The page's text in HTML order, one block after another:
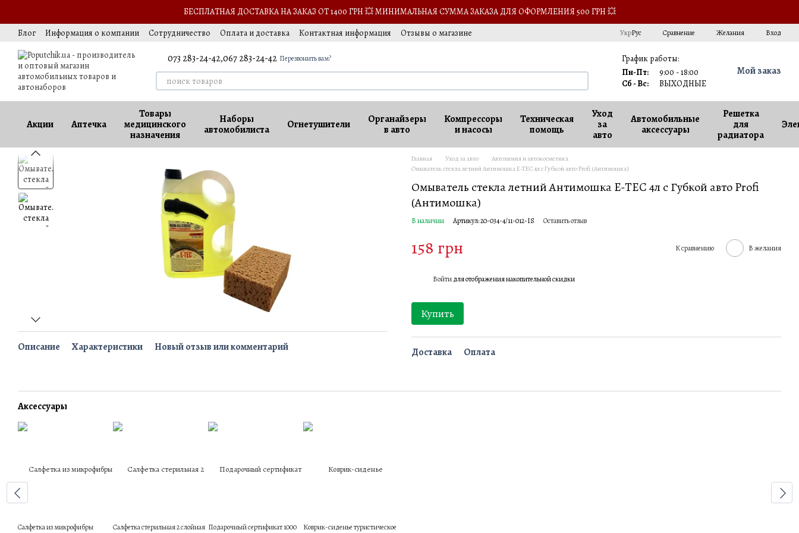
БЕСПЛАТНАЯ ДОСТАВКА НА ЗАКАЗ ОТ 1400 ГРН 💥 МИНИМАЛЬНАЯ СУММА ЗАКАЗА ДЛЯ ОФОРМЛЕНИЯ 500 ГРН 💥
Блог
Информация о компании Сотрудничество Оплата и доставка Контактная информация
Отзывы о магазине
УкрРус Сравнение Желания Вход
073 283-24-42,067 283-24-42 Перезвонить вам?
График работы:
Пн-Пт:
9:00 - 18:00
Сб - Вс:
ВЫХОДНЫЕ
Мой заказ
Акции Аптечка
Товары
медицинского
назначения
Наборы
автомобилиста
Огнетушители
Органайзеры
в авто
Компрессоры
и насосы
Техническая
помощь
Уход
за
авто
Автомобильные
аксессуары
Решетка
для
радиатора
Описание Характеристики Новый отзыв или комментарий
Главная Уход за авто
Автохимия и автокосметика
Омыватель стекла летний Антимошка E-TEC 4л с Губкой авто Profi (Антимошка)
Омыватель стекла летний Антимошка E-TEC 4л с Губкой авто Profi
(Антимошка)
В наличии Артикул: 20-034-4/11-012-IS Оставить отзыв
158 грн К сравнению В желания
Войтидля отображения накопительной скидки
Купить
Доставка Оплата
Аксессуары
Салфетка из микрофибры
Салфетка стерильная 2 слойная Подарочный сертификат 1000
Коврик-сиденье туристическое